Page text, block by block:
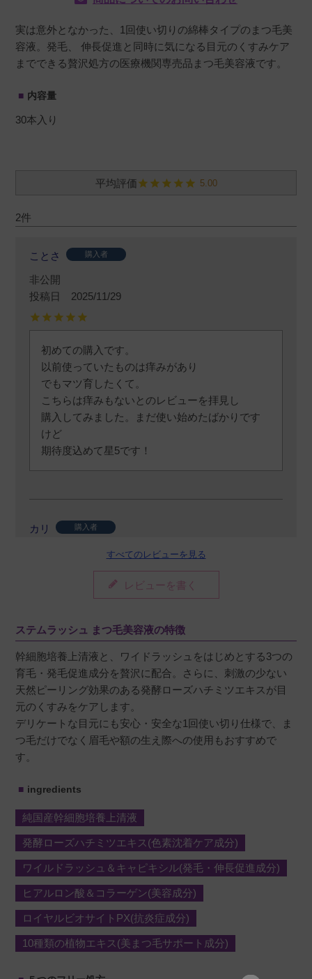
実は意外となかった、1回使い切りの綿棒タイプのまつ毛美
容液。発毛、 伸長促進と同時に気になる目元のくすみケア
までできる贅沢処方の医療機関専売品まつ毛美容液です。
内容量
30本入り
5.00
2
ことさ 購入者
非公開
投稿日
2025/11/29
初めての購入です。
以前使っていたものは痒みがあり
でもマツ育したくて。
こちらは痒みもないとのレビューを拝見し
購入してみました。まだ使い始めたばかりです
けど
期待度込めて星5です！
カリ 購入者
2024/10/29
綿棒なので使いやすく 清潔な感じが凄くしま
す。効果はなんとも言えません。
すべてのレビューを見る
レビューを書く
ステムラッシュ まつ毛美容液の特徴
幹細胞培養上清液と、ワイドラッシュをはじめとする3つの
育毛・発毛促進成分を贅沢に配合。さらに、刺激の少ない
天然ピーリング効果のある発酵ローズハチミツエキスが目
元のくすみをケアします。
デリケートな目元にも安心・安全な1回使い切り仕様で、ま
つ毛だけでなく眉毛や額の生え際への使用もおすすめで
す。
ingredients
純国産幹細胞培養上清液
発酵ローズハチミツエキス(色素沈着ケア成分)
ワイルドラッシュ＆キャピキシル(発毛・伸長促進成分)
ヒアルロン酸＆コラーゲン(美容成分)
ロイヤルビオサイトPX(抗炎症成分)
10種類の植物エキス(美まつ毛サポート成分)